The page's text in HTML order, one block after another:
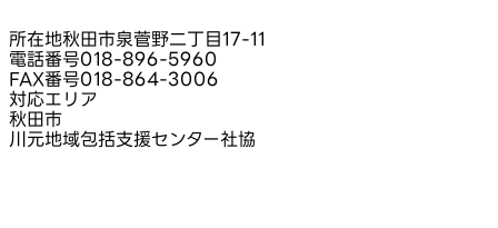
所在地秋田市泉菅野二丁目17‑11
電話番号018-896-5960
FAX番号018-864-3006
対応エリア
秋田市
川元地域包括支援センター社協